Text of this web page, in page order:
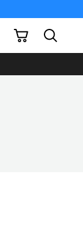
Mi carrito